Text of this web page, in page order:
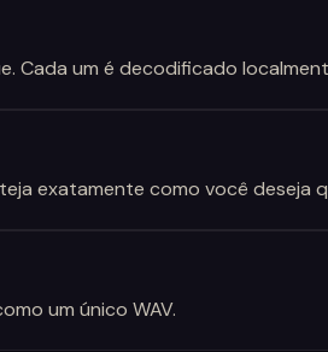
Cada um é decodificado
exatamente como você deseja
um único WAV.